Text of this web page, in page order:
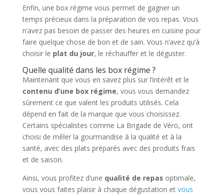
Enfin, une box régime vous permet de gagner un
temps précieux dans la préparation de vos repas. Vous
n’avez pas besoin de passer des heures en cuisine pour
faire quelque chose de bon et de sain. Vous n’avez qu’à
choisir le plat du jour, le réchauffer et le déguster.
Quelle qualité dans les box régime ?
Maintenant que vous en savez plus sur l’intérêt et le
contenu d’une box régime, vous vous demandez
sûrement ce que valent les produits utilisés. Cela
dépend en fait de la marque que vous choisissez.
Certains spécialistes comme La Brigade de Véro, ont
choisi de mêler la gourmandise à la qualité et à la
santé, avec des plats préparés avec des produits frais
et de saison.
Ainsi, vous profitez d’une qualité de repas optimale,
vous vous faites plaisir à chaque dégustation et vous